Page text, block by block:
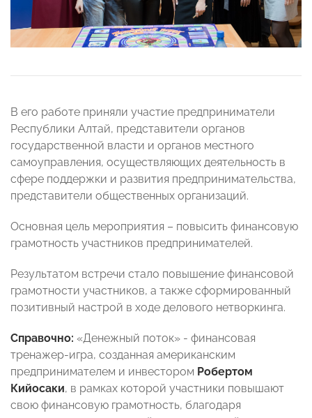
В его работе приняли участие предприниматели
Республики Алтай, представители органов
государственной власти и органов местного
самоуправления, осуществляющих деятельность в
сфере поддержки и развития предпринимательства,
представители общественных организаций.
Основная цель мероприятия – повысить финансовую
грамотность участников предпринимателей.
Результатом встречи стало повышение финансовой
грамотности участников, а также сформированный
позитивный настрой в ходе делового нетворкинга.
Справочно: «Денежный поток» - финансовая
тренажер-игра, созданная американским
предпринимателем и инвестором Робертом
Кийосаки, в рамках которой участники повышают
свою финансовую грамотность, благодаря